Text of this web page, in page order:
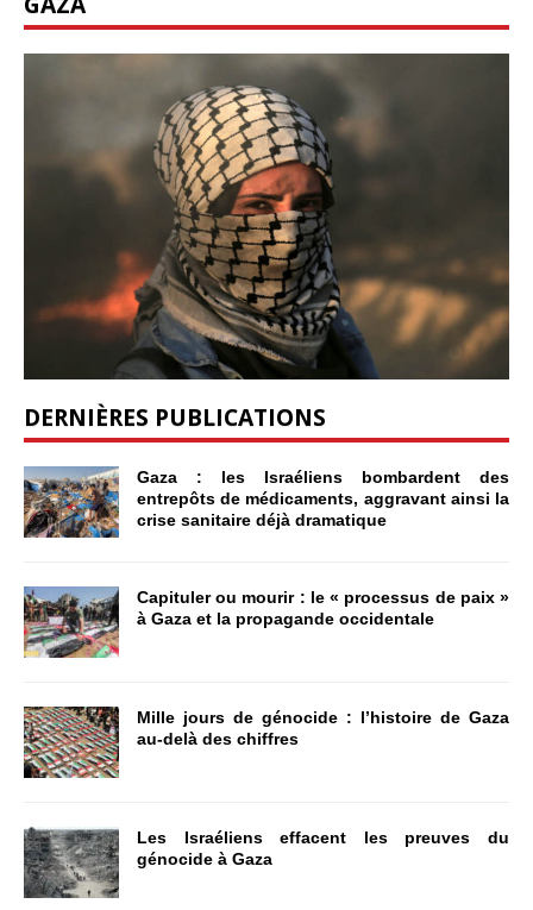
DERNIÈRES PUBLICATIONS
Gaza : les Israéliens bombardent des
entrepôts de médicaments, aggravant ainsi la
crise sanitaire déjà dramatique
Capituler ou mourir : le « processus de paix »
à Gaza et la propagande occidentale
Mille jours de génocide : l’histoire de Gaza
au-delà des chiffres
Les Israéliens effacent les preuves du
génocide à Gaza